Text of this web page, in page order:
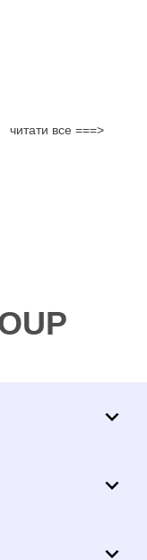
читати все ===>